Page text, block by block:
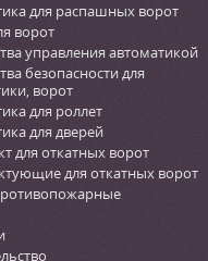
для распашных ворот
ворот
управления автоматикой
безопасности для
ворот
для роллет
для дверей
для откатных ворот
для откатных ворот